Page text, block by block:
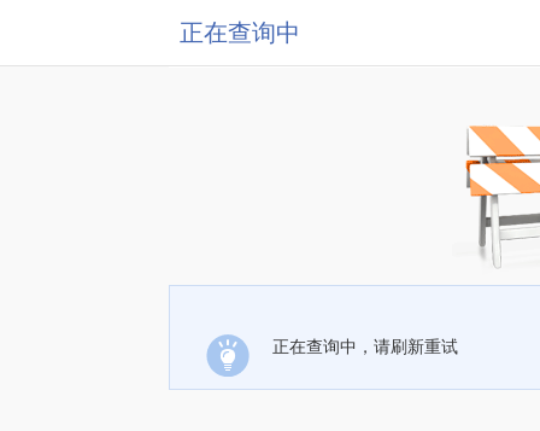
正在查询中
正在查询中，请刷新重试